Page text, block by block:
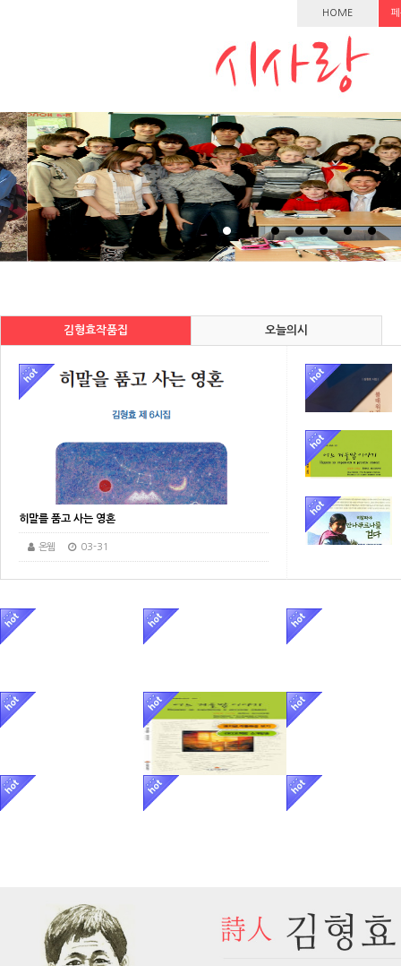
HOME
김형효작품집 오늘의시
히말를 품고 사는 영혼
온웹 03-31